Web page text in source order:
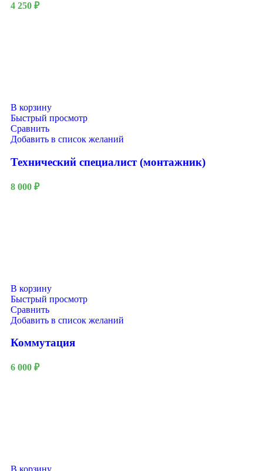
4 250 ₽
В корзину
Быстрый просмотр
Сравнить
Добавить в список желаний
Технический специалист (монтажник)
8 000 ₽
В корзину
Быстрый просмотр
Сравнить
Добавить в список желаний
Коммутация
6 000 ₽
В корзину